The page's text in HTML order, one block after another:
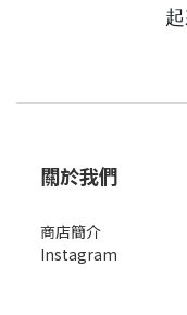
關於我們
商店簡介
Instagram